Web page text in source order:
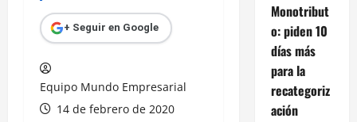
+ Seguir en Google
Equipo Mundo Empresarial
14 de febrero de 2020
Monotribut
o: piden 10
días más
para la
recategoriz
ación